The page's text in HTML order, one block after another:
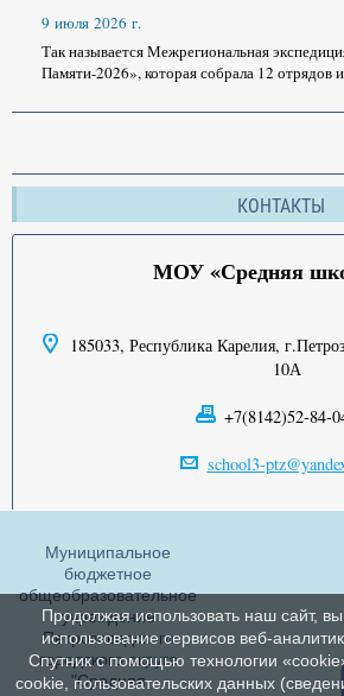
9 июля 2026 г.
Так называется Межрегиональная
Памяти-2026», которая собрала 12 отрядов
КОНТАКТЫ
МОУ «Средняя
185033, Республика Карелия,
10А
+7(8142)52-84-
school3-
Муниципальное
бюджетное
общеобразовательное
учреждение
Петрозаводского
городского округа
"Средняя
Продолжая использовать наш сайт,
использование сервисов веб-
Спутник с помощью технологии
cookie, пользовательских данных